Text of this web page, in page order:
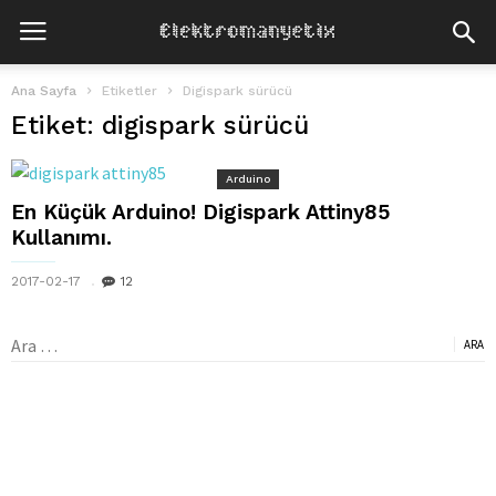
Ana Sayfa Etiketler Digispark sürücü
Etiket: digispark sürücü
Arduino
En Küçük Arduino! Digispark Attiny85
Kullanımı.
2017-02-17 12
Arama: